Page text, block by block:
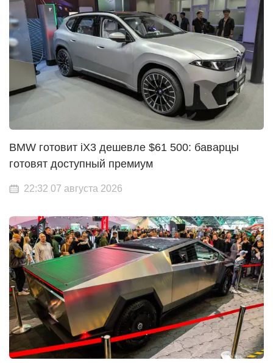
BMW готовит iX3 дешевле $61 500: баварцы
готовят доступный премиум
22:32 07 августа 2026